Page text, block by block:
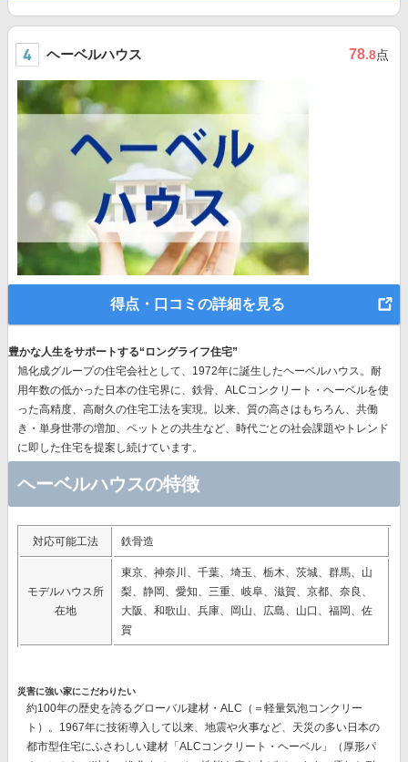
ヘーベルハウス 78.8点
得点・口コミの詳細を見る
豊かな人生をサポートする“ロングライフ住宅”
旭化成グループの住宅会社として、1972年に誕生したヘーベルハウス。耐
用年数の低かった日本の住宅界に、鉄骨、ALCコンクリート・ヘーベルを使
った高精度、高耐久の住宅工法を実現。以来、質の高さはもちろん、共働
き・単身世帯の増加、ペットとの共生など、時代ごとの社会課題やトレンド
に即した住宅を提案し続けています。
ヘーベルハウスの特徴
対応可能工法 鉄骨造
モデルハウス所
在地
東京、神奈川、千葉、埼玉、栃木、茨城、群馬、山
梨、静岡、愛知、三重、岐阜、滋賀、京都、奈良、
大阪、和歌山、兵庫、岡山、広島、山口、福岡、佐
賀
災害に強い家にこだわりたい
約100年の歴史を誇るグローバル建材・ALC（＝軽量気泡コンクリー
ト）。1967年に技術導入して以来、地震や火事など、天災の多い日本の
都市型住宅にふさわしい建材 「ALCコンクリート・ヘーベル」（厚形パ